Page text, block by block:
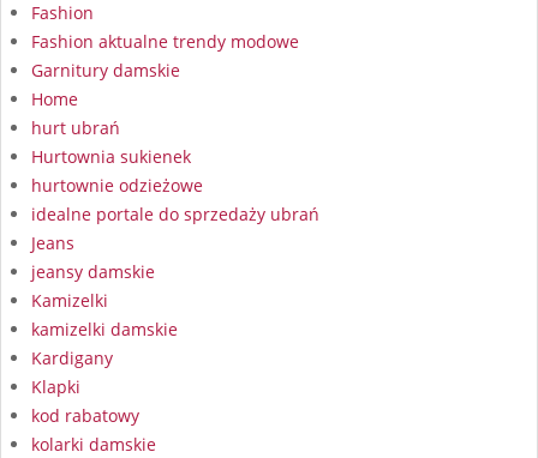
Fashion
Fashion aktualne trendy modowe
Garnitury damskie
Home
hurt ubrań
Hurtownia sukienek
hurtownie odzieżowe
idealne portale do sprzedaży ubrań
Jeans
jeansy damskie
Kamizelki
kamizelki damskie
Kardigany
Klapki
kod rabatowy
kolarki damskie